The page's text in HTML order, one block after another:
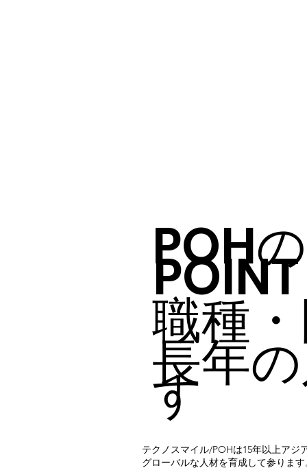
POH
職種
す
長年
テクノスマイル/POHは15年以上アジ
グローバルな人材を育成して参ります